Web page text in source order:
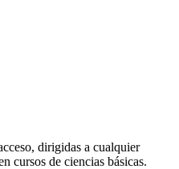
dirigidas a cualquier
cursos de ciencias básicas.